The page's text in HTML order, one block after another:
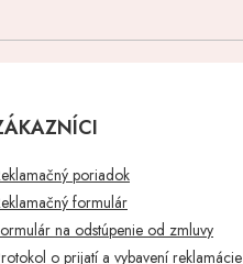
poriadok
formulár
na odstúpenie od zmluvy
o prijatí a vybavení reklamácie